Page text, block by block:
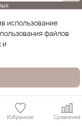
Избранное Сравнение
использование
файлов
и